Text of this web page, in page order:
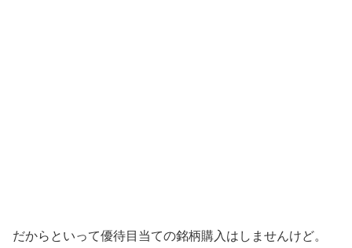
だからといって優待目当ての銘柄購入はしませんけど。